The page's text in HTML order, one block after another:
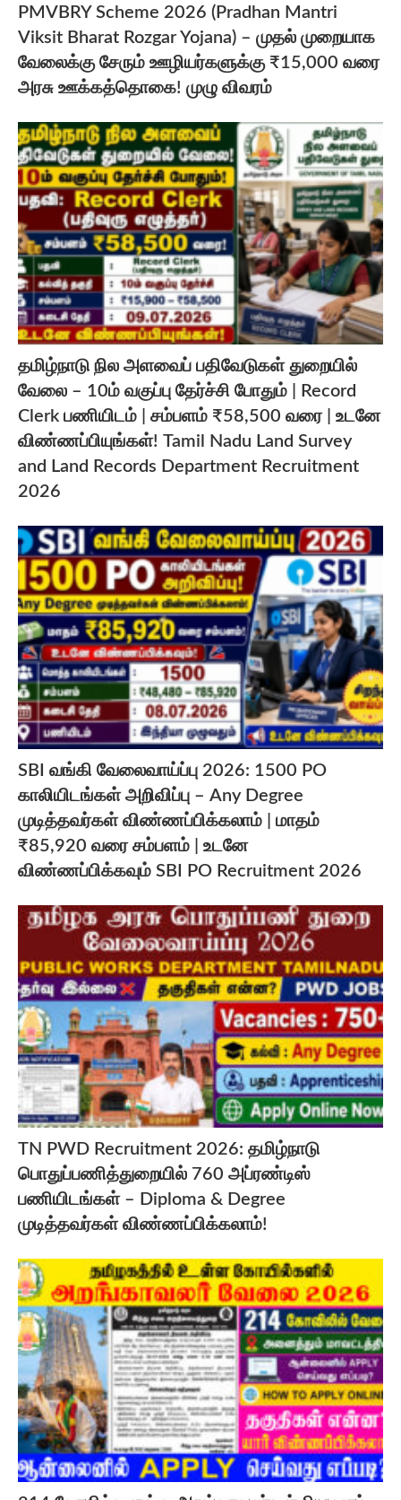
PMVBRY Scheme 2026 (Pradhan Mantri
Viksit Bharat Rozgar Yojana) – முதல் முறையாக
வேலைக்கு சேரும் ஊழியர்களுக்கு ₹15,000 வரை
அரசு ஊக்கத்தொகை! முழு விவரம்
தமிழ்நாடு நில அளவைப் பதிவேடுகள் துறையில்
வேலை – 10ம் வகுப்பு தேர்ச்சி போதும் | Record
Clerk பணியிடம் | சம்பளம் ₹58,500 வரை | உடனே
விண்ணப்பியுங்கள்! Tamil Nadu Land Survey
and Land Records Department Recruitment
2026
SBI வங்கி வேலைவாய்ப்பு 2026: 1500 PO
காலியிடங்கள் அறிவிப்பு – Any Degree
முடித்தவர்கள் விண்ணப்பிக்கலாம் | மாதம்
₹85,920 வரை சம்பளம் | உடனே
விண்ணப்பிக்கவும் SBI PO Recruitment 2026
TN PWD Recruitment 2026: தமிழ்நாடு
பொதுப்பணித்துறையில் 760 அப்ரண்டிஸ்
பணியிடங்கள் – Diploma & Degree
முடித்தவர்கள் விண்ணப்பிக்கலாம்!